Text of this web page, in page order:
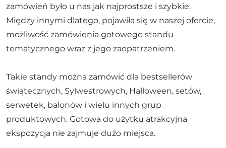
zamówień było u nas jak najprostsze i szybkie.
Między innymi dlatego, pojawiła się w naszej ofercie,
możliwość zamówienia gotowego standu
tematycznego wraz z jego zaopatrzeniem.
Takie standy można zamówić dla bestsellerów
świątecznych, Sylwestrowych, Halloween, setów,
serwetek, balonów i wielu innych grup
produktowych. Gotowa do użytku atrakcyjna
ekspozycja nie zajmuje dużo miejsca.